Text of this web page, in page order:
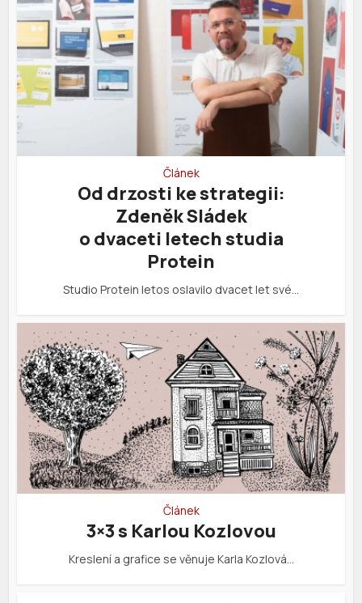
Článek
Od drzosti ke strategii:
Zdeněk Sládek
o dvaceti letech studia
Protein
Studio Protein letos oslavilo dvacet let své…
Článek
3×3 s Karlou Kozlovou
Kreslení a grafice se věnuje Karla Kozlová…